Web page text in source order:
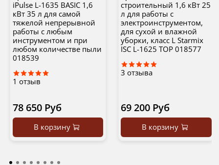
iPulse L-1635 BASIC 1,6
кВт 35 л для самой
тяжелой непрерывной
работы с любым
инструментом и при
любом количестве пыли
018539
1 отзыв
78 650 Руб
В корзину
строительный 1,6 кВт 25
л для работы с
электроинструментом,
для сухой и влажной
уборки, класс L Starmix
ISC L-1625 TOP 018577
3 отзыва
69 200 Руб
В корзину